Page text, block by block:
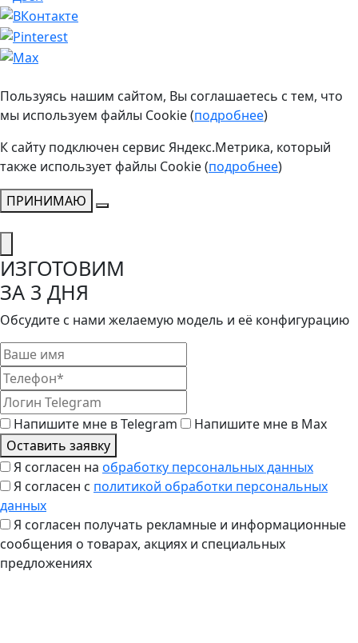
Пользуясь нашим сайтом, Вы соглашаетесь с тем, что
мы используем файлы Cookie (подробнее)
К сайту подключен сервис Яндекс.Метрика, который
также использует файлы Cookie (подробнее)
ПРИНИМАЮ
ИЗГОТОВИМ
ЗА 3 ДНЯ
Обсудите с нами желаемую модель и её конфигурацию
Напишите мне в Telegram
Напишите мне в Max
Оставить заявку
Я согласен на обработку персональных данных
Я согласен с политикой обработки персональных
данных
Я согласен получать рекламные и информационные
сообщения о товарах, акциях и специальных
предложениях